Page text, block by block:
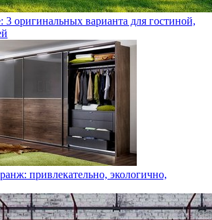
оригинальных варианта для гостиной,
привлекательно, экологично,